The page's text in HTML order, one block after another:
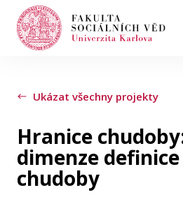
Hledat
Když jsou k dispozici
Události
Projekty
Ukázat všechny projekty
Hranice
dimenze
chudoby